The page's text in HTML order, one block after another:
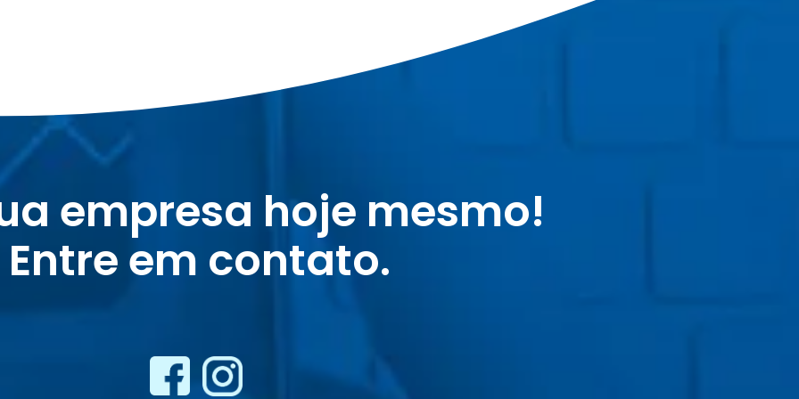
empresa hoje mesmo!
Entre em contato.